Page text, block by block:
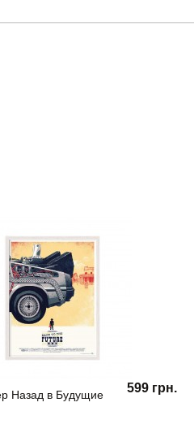
Назад в Будущие 599 грн.